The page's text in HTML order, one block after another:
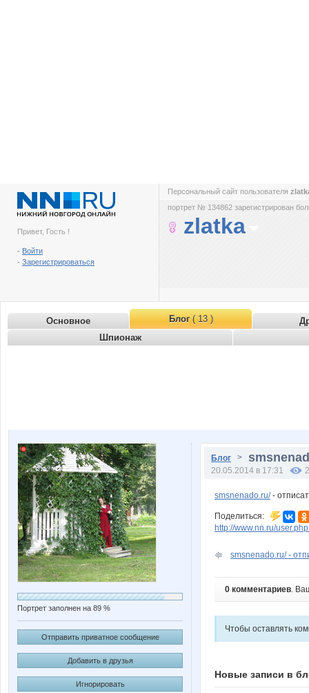
Привет, Гость !
- Войти
- Зарегистрироваться
Персональный сайт пользователя
портрет № 134862 зарегистрирован
zlatka
Основное Блог( 13 )
Шпионаж
Портрет заполнен на 89 %
Отправить приватное сообщение
Добавить в друзья
Игнорировать
Блог >
20.05.2014 в 17:31
smsnenado.ru/-
Поделиться:
http://www.nn.ru/
smsnenado.ru/ -
0 комментариев.
Чтобы оставлять
Новые записи в